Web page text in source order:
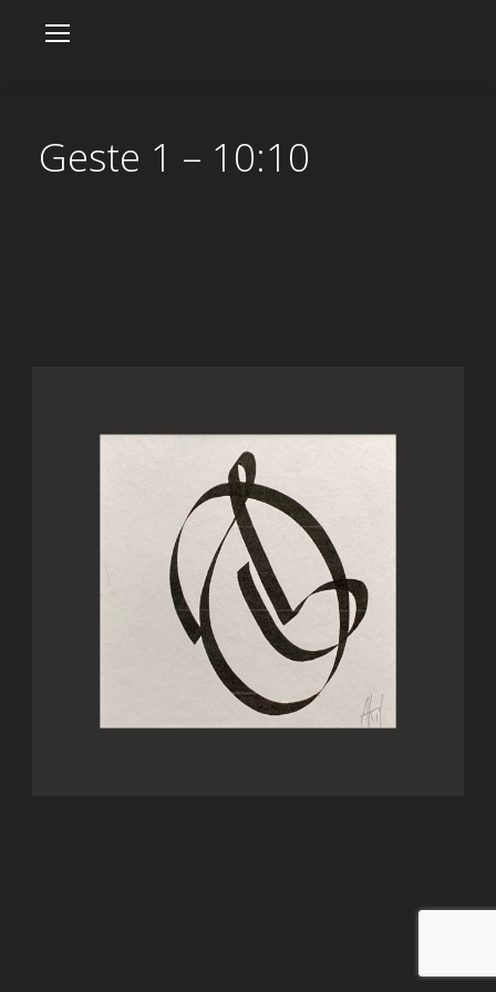
Geste 1 – 10:10